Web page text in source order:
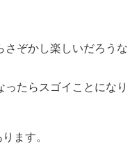
さぞかし楽しいだろうな
ったらスゴイことになり
ます。